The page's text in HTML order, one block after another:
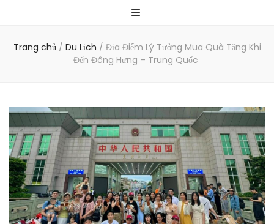
Ân
phẩm về nhựa như áo mưa, túi nhựa, handger…Đặc biệt là các sản phẩm
từ MICA, MDF, FORMAT như tủ trưng bày, quầy, kệ, Tray…
Trang chủ / Du Lịch / Địa Điểm Lý Tưởng Mua Quà Tặng Khi
Đến Đông Hưng – Trung Quốc